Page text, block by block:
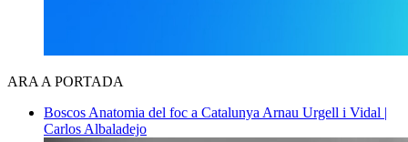
ARA A PORTADA
Boscos Anatomia del foc a Catalunya Arnau Urgell i Vidal |
Carlos Albaladejo